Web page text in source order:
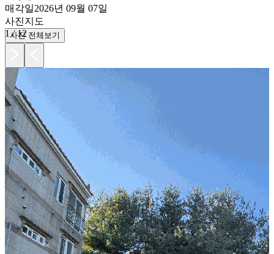
매각일2026년 09월 07일
사진지도
1 /12
사진 전체보기